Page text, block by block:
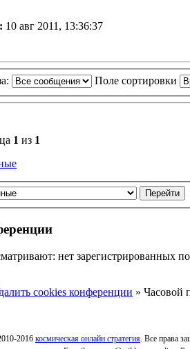
10 авг 2011, 13:36:37
Поле сортировки
1 из 1
нет зарегистрированных
cookies конференции » Часовой
2016 космическая онлайн стратегия . Все права